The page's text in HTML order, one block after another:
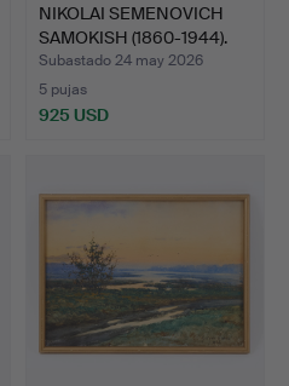
NIKOLAI SEMENOVICH
SAMOKISH (1860-1944).
H…
Subastado 24 may 2026
5 pujas
925 USD